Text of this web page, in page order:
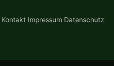
Kontakt Impressum Datenschutz